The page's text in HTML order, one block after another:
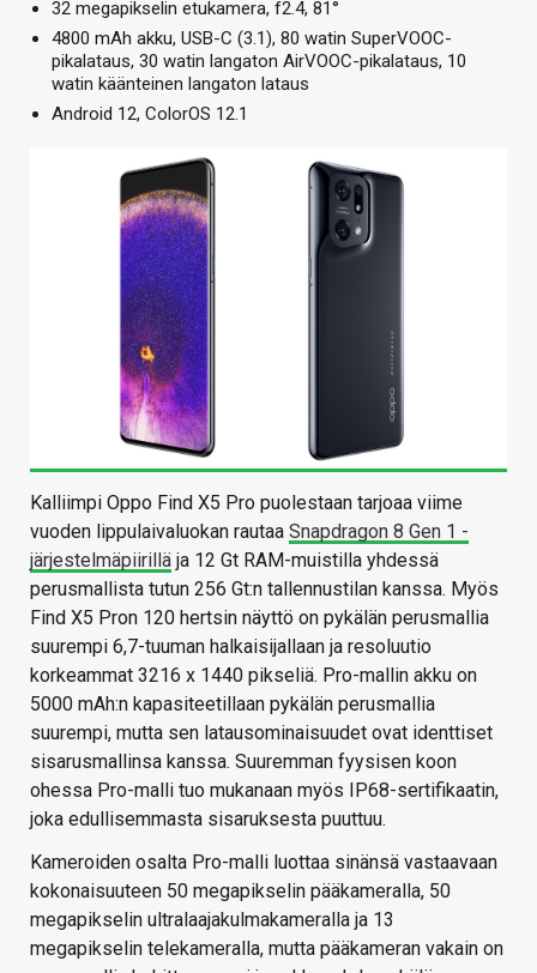
32 megapikselin etukamera, f2.4, 81°
4800 mAh akku, USB-C (3.1), 80 watin SuperVOOC-
pikalataus, 30 watin langaton AirVOOC-pikalataus, 10
watin käänteinen langaton lataus
Android 12, ColorOS 12.1
Kalliimpi Oppo Find X5 Pro puolestaan tarjoaa viime
vuoden lippulaivaluokan rautaa Snapdragon 8 Gen 1 -
järjestelmäpiirillä ja 12 Gt RAM-muistilla yhdessä
perusmallista tutun 256 Gt:n tallennustilan kanssa. Myös
Find X5 Pron 120 hertsin näyttö on pykälän perusmallia
suurempi 6,7-tuuman halkaisijallaan ja resoluutio
korkeammat 3216 x 1440 pikseliä. Pro-mallin akku on
5000 mAh:n kapasiteetillaan pykälän perusmallia
suurempi, mutta sen latausominaisuudet ovat identtiset
sisarusmallinsa kanssa. Suuremman fyysisen koon
ohessa Pro-malli tuo mukanaan myös IP68-sertifikaatin,
joka edullisemmasta sisaruksesta puuttuu.
Kameroiden osalta Pro-malli luottaa sinänsä vastaavaan
kokonaisuuteen 50 megapikselin pääkameralla, 50
megapikselin ultralaajakulmakameralla ja 13
megapikselin telekameralla, mutta pääkameran vakain on